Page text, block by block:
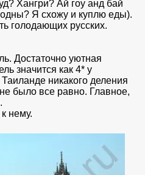
Хангри? Ай гоу анд бай
Я схожу и куплю еды).
голодающих русских.
Достаточно уютная
значится как 4* у
никакого деления
было все равно. Главное,
нему.